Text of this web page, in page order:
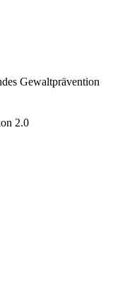
Gewaltprävention
2.0